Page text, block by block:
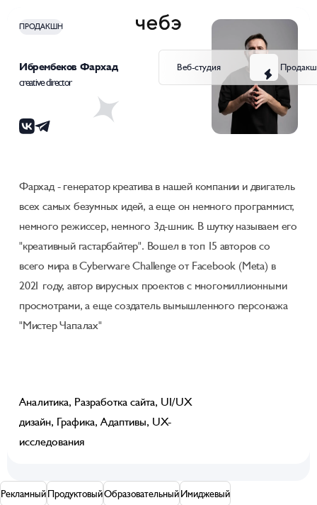
Веб-студия
ПРОДАКШН
Ибрембеков Фархад
creative director
Фархад - генератор креатива в нашей компании и двигатель
всех самых безумных идей, а еще он немного программист,
немного режиссер, немного 3д-шник. В шутку называем его
"креативный гастарбайтер". Вошел в топ 15 авторов со
всего мира в Cyberware Challenge от Facebook (Meta) в
2021 году, автор вирусных проектов с многомиллионными
просмотрами, а еще создатель вымышленного персонажа
"Мистер Чапалах"
Аналитика, Разработка сайта, UI/UX
дизайн, Графика, Адаптивы, UX-
исследования
РекламныйПродуктовыйОбразовательныйИмиджевый